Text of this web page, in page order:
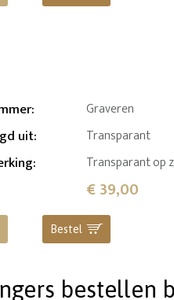
: Graveren
uit: Transparant
: Transparant op
€ 39,00
Bestel
bestellen